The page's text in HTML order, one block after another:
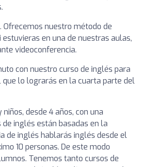
Ofrecemos nuestro método de
en una de nuestras aulas,
videoconferencia.
con nuestro curso de inglés para
lo lograrás en la cuarta parte del
desde 4 años, con una
inglés están basadas en la
de inglés hablarás inglés desde el
10 personas. De este modo
Tenemos tanto cursos de